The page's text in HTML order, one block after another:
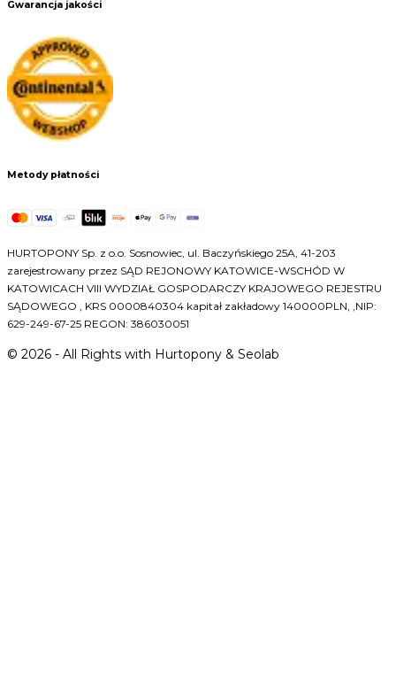
Gwarancja jakości
Metody płatności
HURTOPONY Sp. z o.o. Sosnowiec, ul. Baczyńskiego 25A, 41-203
zarejestrowany przez SĄD REJONOWY KATOWICE-WSCHÓD W
KATOWICACH VIII WYDZIAŁ GOSPODARCZY KRAJOWEGO REJESTRU
SĄDOWEGO , KRS 0000840304 kapitał zakładowy 140000PLN, ,NIP:
629-249-67-25 REGON: 386030051
© 2026 - All Rights with Hurtopony & Seolab